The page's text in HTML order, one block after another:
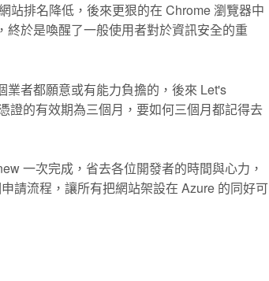
站排名降低，後來更狠的在 Chrome 瀏覽器中
於是喚醒了一般使用者對於資訊安全的重
者都願意或有能力負擔的，後來 Let's
證的有效期為三個月，要如何三個月都記得去
一次完成，省去各位開發者的時間與心力，
請流程，讓所有把網站架設在 Azure 的同好可